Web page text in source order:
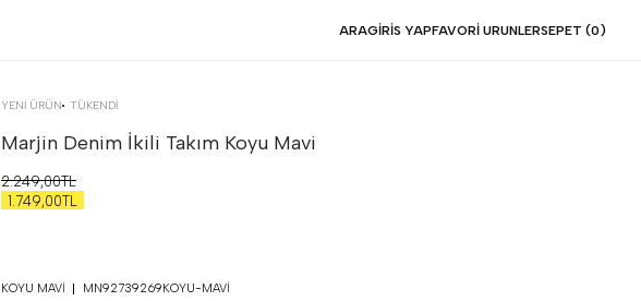
ARAGIRIS YAPFAVORI URUNLERSEPET (0 )
YENİ ÜRÜN TÜKENDI
Marjin Denim İkili Takım Koyu Mavi
2.249,00TL
1.749,00TL
KOYU MAVI MN92739269KOYU-MAVI